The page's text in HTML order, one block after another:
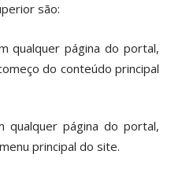
são:
qualquer página do portal,
do conteúdo principal
qualquer página do portal,
principal do site.